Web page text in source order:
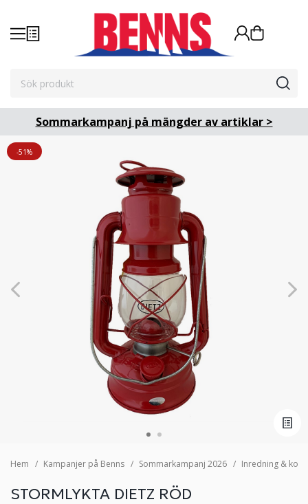
Sommarkampanj på mängder av artiklar >
-51%
Hem Kampanjer på Benns Sommarkampanj 2026 Inredning &
STORMLYKTA DIETZ RÖD